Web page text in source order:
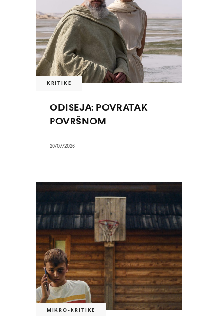
KRITIKE
ODISEJA: POVRATAK
POVRŠNOM
20/07/2026
MIKRO-KRITIKE